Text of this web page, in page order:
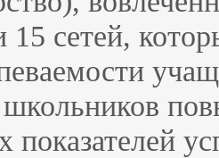
15 сетей,
показателей